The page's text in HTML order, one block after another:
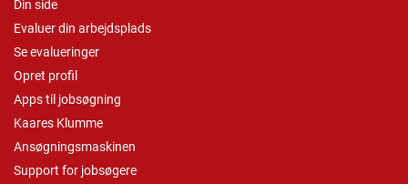
Din side
Evaluer din arbejdsplads
Se evalueringer
Opret profil
Apps til jobsøgning
Kaares Klumme
Ansøgningsmaskinen
Support for jobsøgere